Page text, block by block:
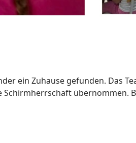
ein Zuhause gefunden. Das
übernommen.